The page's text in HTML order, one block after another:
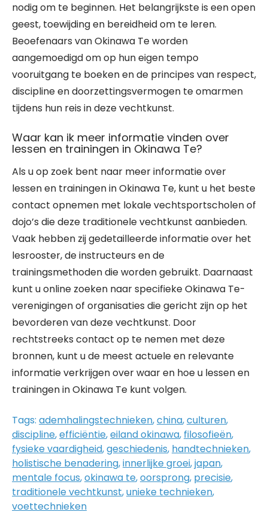
nodig om te beginnen. Het belangrijkste is een open
geest, toewijding en bereidheid om te leren.
Beoefenaars van Okinawa Te worden
aangemoedigd om op hun eigen tempo
vooruitgang te boeken en de principes van respect,
discipline en doorzettingsvermogen te omarmen
tijdens hun reis in deze vechtkunst.
Waar kan ik meer informatie vinden over
lessen en trainingen in Okinawa Te?
Als u op zoek bent naar meer informatie over
lessen en trainingen in Okinawa Te, kunt u het beste
contact opnemen met lokale vechtsportscholen of
dojo’s die deze traditionele vechtkunst aanbieden.
Vaak hebben zij gedetailleerde informatie over het
lesrooster, de instructeurs en de
trainingsmethoden die worden gebruikt. Daarnaast
kunt u online zoeken naar specifieke Okinawa Te-
verenigingen of organisaties die gericht zijn op het
bevorderen van deze vechtkunst. Door
rechtstreeks contact op te nemen met deze
bronnen, kunt u de meest actuele en relevante
informatie verkrijgen over waar en hoe u lessen en
trainingen in Okinawa Te kunt volgen.
Tags: ademhalingstechnieken,china,culturen,
discipline,efficiëntie,eiland okinawa, filosofieën,
fysieke vaardigheid,geschiedenis, handtechnieken,
holistische benadering,innerlijke groei,japan,
mentale focus,okinawa te,oorsprong, precisie,
traditionele vechtkunst,unieke technieken,
voettechnieken